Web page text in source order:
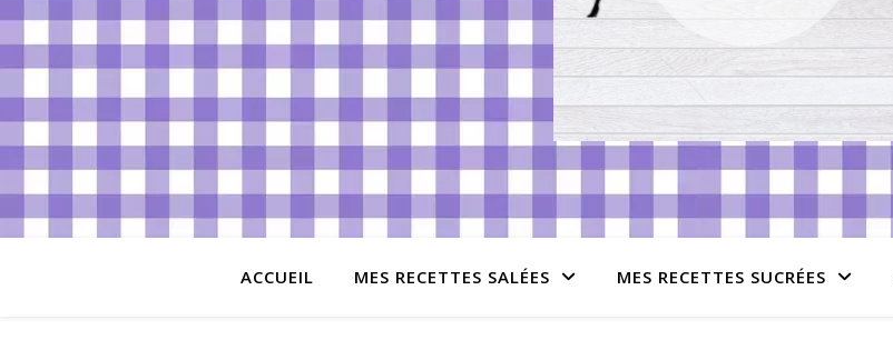
ACCUEIL MES RECETTES SALÉES MES RECETTES SUCRÉES